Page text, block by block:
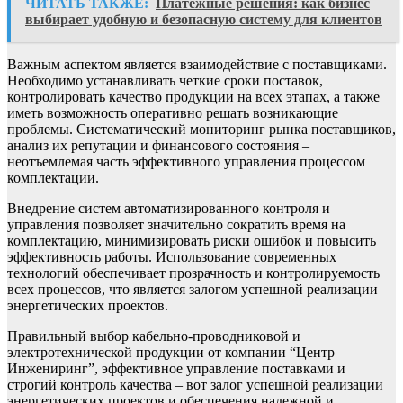
ЧИТАТЬ ТАКЖЕ: Платежные решения: как бизнес
выбирает удобную и безопасную систему для клиентов
Важным аспектом является взаимодействие с поставщиками.
Необходимо устанавливать четкие сроки поставок,
контролировать качество продукции на всех этапах, а также
иметь возможность оперативно решать возникающие
проблемы. Систематический мониторинг рынка поставщиков,
анализ их репутации и финансового состояния –
неотъемлемая часть эффективного управления процессом
комплектации.
Внедрение систем автоматизированного контроля и
управления позволяет значительно сократить время на
комплектацию, минимизировать риски ошибок и повысить
эффективность работы. Использование современных
технологий обеспечивает прозрачность и контролируемость
всех процессов, что является залогом успешной реализации
энергетических проектов.
Правильный выбор кабельно-проводниковой и
электротехнической продукции от компании “Центр
Инжениринг”, эффективное управление поставками и
строгий контроль качества – вот залог успешной реализации